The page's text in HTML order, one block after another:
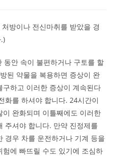
처방이나 전신마취를 받았을 경
동안 속이 불편하거나 구토를 할
된 약물을 복용하면 증상이 완
하고 이러한 증상이 계속된다
화를 하셔야 합니다. 24시간이
완화되며 이틀째에도 이러한
주셔야 합니다. 만약 진정제를
경우 차를 운전하거나 기계 등을
에 빠뜨릴 수도 있기에 조심하